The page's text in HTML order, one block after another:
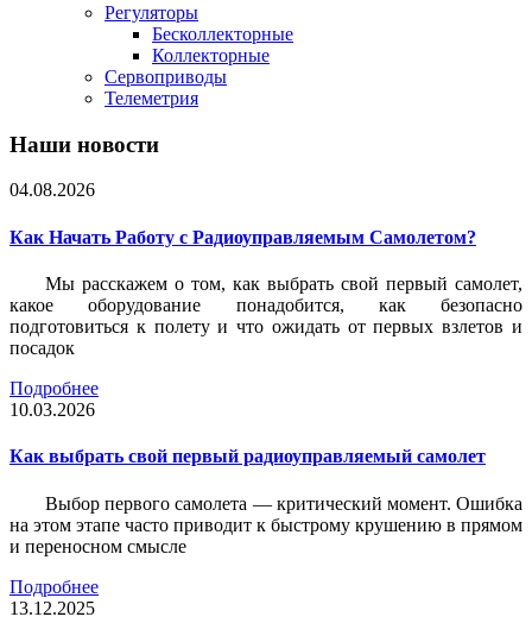
Регуляторы
Бесколлекторные
Коллекторные
Сервоприводы
Телеметрия
Наши новости
04.08.2026
Как Начать Работу с Радиоуправляемым Самолетом?
Мы расскажем о том, как выбрать свой первый самолет,
какое оборудование понадобится, как безопасно
подготовиться к полету и что ожидать от первых взлетов и
посадок
Подробнее
10.03.2026
Как выбрать свой первый радиоуправляемый самолет
Выбор первого самолета — критический момент. Ошибка
на этом этапе часто приводит к быстрому крушению в прямом
и переносном смысле
Подробнее
13.12.2025